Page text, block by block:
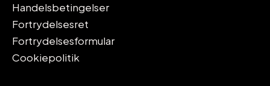
Handelsbetingelser
Fortrydelsesret
Fortrydelsesformular
Cookiepolitik